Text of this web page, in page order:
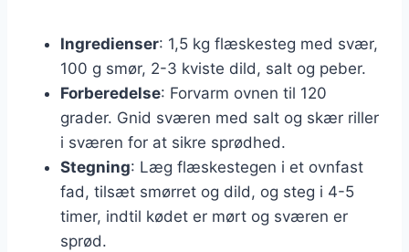
Ingredienser: 1,5 kg flæskesteg med svær,
100 g smør, 2-3 kviste dild, salt og peber.
Forberedelse: Forvarm ovnen til 120
grader. Gnid sværen med salt og skær riller
i sværen for at sikre sprødhed.
Stegning: Læg flæskestegen i et ovnfast
fad, tilsæt smørret og dild, og steg i 4-5
timer, indtil kødet er mørt og sværen er
sprød.